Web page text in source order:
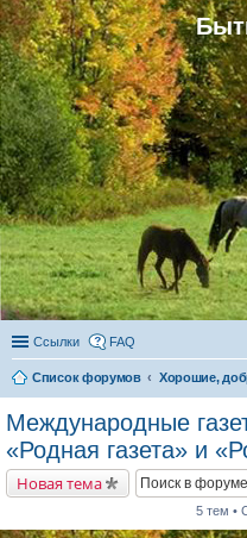
Ссылки FAQ
Список форумов
Международные
«Родная газета» и
Новая тема
5 тем •